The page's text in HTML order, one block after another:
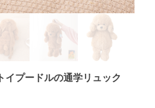
イプードルの通学リュック